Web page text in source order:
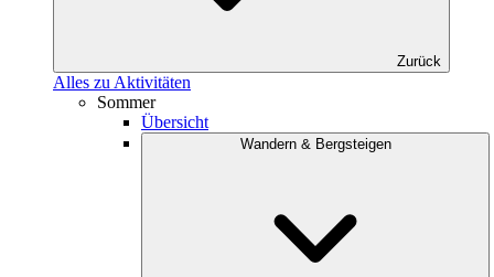
Zurück
Alles zu Aktivitäten
Sommer
Übersicht
Wandern & Bergsteigen